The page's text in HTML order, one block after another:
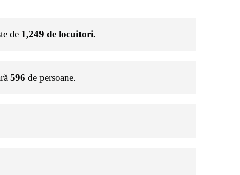
de 1,249 de locuitori.
596 de persoane.